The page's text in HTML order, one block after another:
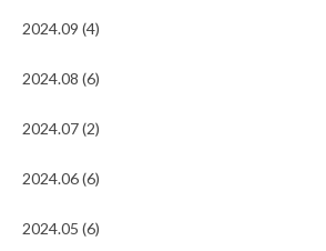
2024.09 (4)
2024.08 (6)
2024.07 (2)
2024.06 (6)
2024.05 (6)